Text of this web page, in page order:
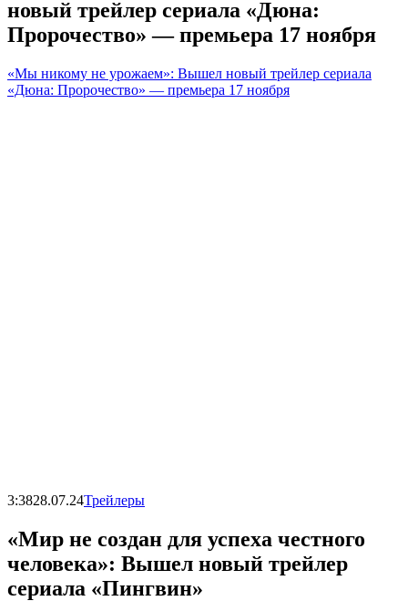
новый трейлер сериала «Дюна:
Пророчество» — премьера 17 ноября
«Мы никому не урожаем»: Вышел новый трейлер сериала
«Дюна: Пророчество» — премьера 17 ноября
3:3828.07.24Трейлеры
«Мир не создан для успеха честного
человека»: Вышел новый трейлер
сериала «Пингвин»